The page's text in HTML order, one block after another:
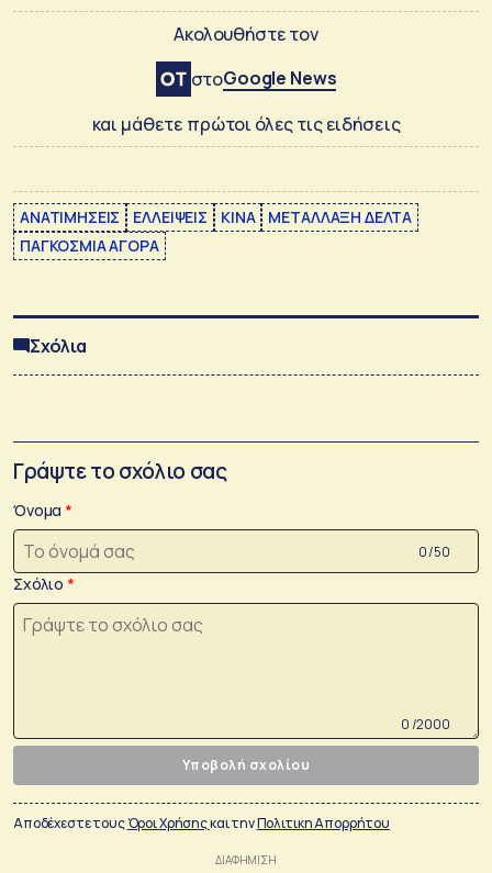
Ακολουθήστε τον
στοGoogle News
και μάθετε πρώτοι όλες τις ειδήσεις
ΑΝΑΤΙΜΗΣΕΙΣ ΕΛΛΕΙΨΕΙΣ ΚΙΝΑ
ΜΕΤΑΛΛΑΞΗ ΔΕΛΤΑ
ΠΑΓΚΟΣΜΙΑ ΑΓΟΡΑ
Σχόλια
Γράψτε το σχόλιο σας
Όνομα
0 /50
Σχόλιο
0 /2000
Υποβολή σχολίου
Αποδέχεστε τουςΌροι Χρήσηςκαι τηνΠολιτικη Απορρήτου